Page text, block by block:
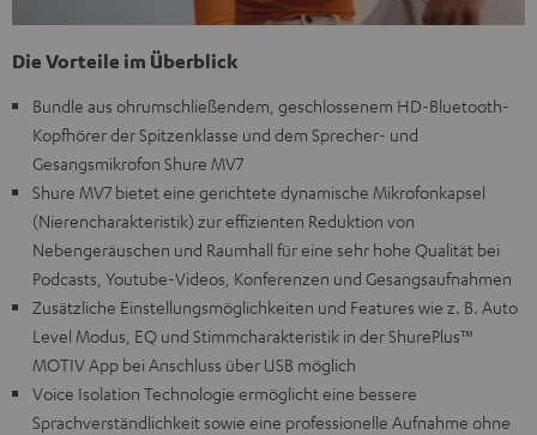
Die Vorteile im Überblick
Bundle aus ohrumschließendem, geschlossenem HD-Bluetooth-
Kopfhörer der Spitzenklasse und dem Sprecher- und
Gesangsmikrofon Shure MV7
Shure MV7 bietet eine gerichtete dynamische Mikrofonkapsel
(Nierencharakteristik) zur effizienten Reduktion von
Nebengeräuschen und Raumhall für eine sehr hohe Qualität bei
Podcasts, Youtube-Videos, Konferenzen und Gesangsaufnahmen
Zusätzliche Einstellungsmöglichkeiten und Features wie z. B. Auto
Level Modus, EQ und Stimmcharakteristik in der ShurePlus™
MOTIV App bei Anschluss über USB möglich
Voice Isolation Technologie ermöglicht eine bessere
Sprachverständlichkeit sowie eine professionelle Aufnahme ohne